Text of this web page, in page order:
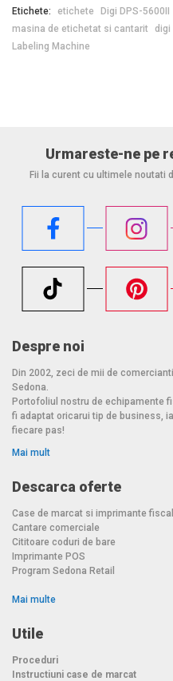
Etichete: etichete Digi DPS-5600II
masina de etichetat si cantarit
digi
Labeling Machine
Urmareste-ne pe
Fii la curent cu ultimele noutati
Despre noi
Din 2002, zeci de mii de
Sedona.
Portofoliul nostru de echipamente
fi adaptat oricarui tip de business,
fiecare pas!
Mai mult
Descarca oferte
Case de marcat si imprimante
Cantare comerciale
Cititoare coduri de bare
Imprimante POS
Program Sedona Retail
Mai multe
Utile
Proceduri
Instructiuni case de marcat